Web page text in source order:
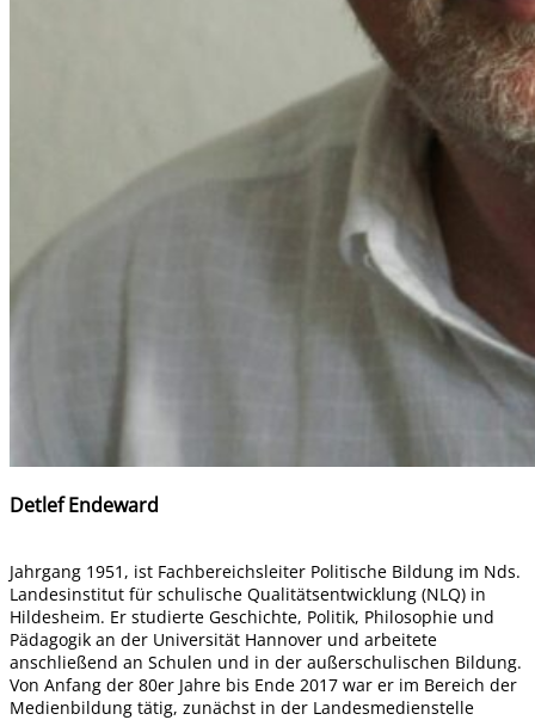
Detlef Endeward
Jahrgang 1951, ist Fachbereichsleiter Politische Bildung im Nds.
Landesinstitut für schulische Qualitätsentwicklung (NLQ) in
Hildesheim. Er studierte Geschichte, Politik, Philosophie und
Pädagogik an der Universität Hannover und arbeitete
anschließend an Schulen und in der außerschulischen Bildung.
Von Anfang der 80er Jahre bis Ende 2017 war er im Bereich der
Medienbildung tätig, zunächst in der Landesmedienstelle